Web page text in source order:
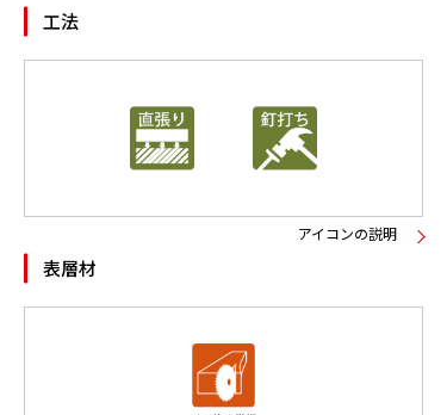
工法
アイコンの説明
表層材